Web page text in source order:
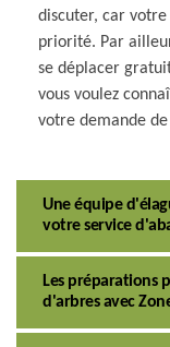
discuter, car
priorité. Par
se déplacer
vous voulez
votre demande de
Une équipe
votre service
Les préparations
d'arbres avec